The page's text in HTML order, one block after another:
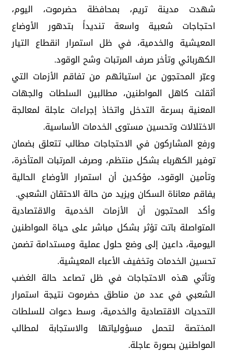
شهدت مدينة تريم، بمحافظة حضرموت، اليوم،
احتجاجات شعبية واسعة تنديداً بتدهور الأوضاع
المعيشية والخدمية، في ظل استمرار انقطاع التيار
الكهربائي وتأخر صرف المرتبات وشح الوقود.
وعبّر المحتجون عن استيائهم من تفاقم الأزمات التي
أثقلت كاهل المواطنين، مطالبين السلطات والجهات
المعنية بسرعة التدخل واتخاذ إجراءات عاجلة لمعالجة
الاختلالات وتحسين مستوى الخدمات الأساسية.
ورفع المشاركون في الاحتجاجات مطالب تتعلق بضمان
توفير الكهرباء بشكل منتظم، وصرف المرتبات المتأخرة،
وتأمين الوقود، مؤكدين أن استمرار الأوضاع الحالية
يفاقم معاناة السكان ويزيد من حالة الاحتقان الشعبي.
وأكد المحتجون أن الأزمات الخدمية والاقتصادية
المتواصلة باتت تؤثر بشكل مباشر على حياة المواطنين
اليومية، داعين إلى وضع حلول عملية ومستدامة تضمن
تحسين الخدمات وتخفيف الأعباء المعيشية.
وتأتي هذه الاحتجاجات في ظل تصاعد حالة الغضب
الشعبي في عدد من مناطق حضرموت نتيجة استمرار
التحديات الاقتصادية والخدمية، وسط دعوات للسلطات
المختصة لتحمل مسؤولياتها والاستجابة لمطالب
المواطنين بصورة عاجلة.